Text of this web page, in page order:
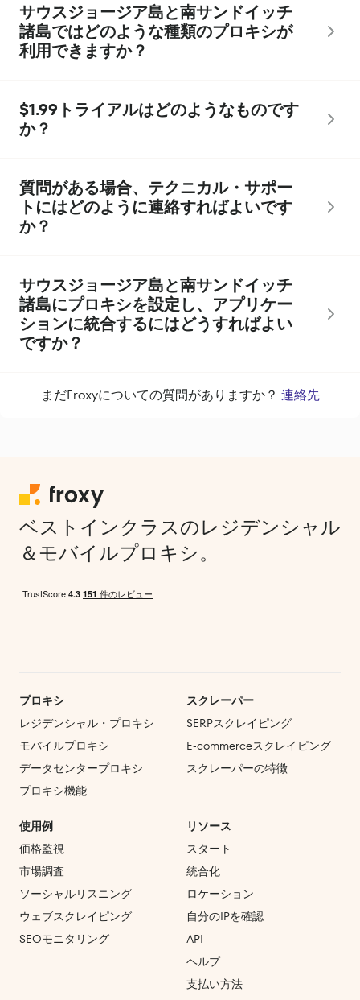
サウスジョージア島と南サンドイッチ
諸島ではどのような種類のプロキシが
利用できますか？
$1.99トライアルはどのようなものです
か？
質問がある場合、テクニカル・サポー
トにはどのように連絡すればよいです
か？
サウスジョージア島と南サンドイッチ
諸島にプロキシを設定し、アプリケー
ションに統合するにはどうすればよい
ですか？
まだFroxyについての質問がありますか？ 連絡先
ベストインクラスのレジデンシャル
＆モバイルプロキシ。
プロキシ
レジデンシャル・プロキシ
モバイルプロキシ
データセンタープロキシ
プロキシ機能
スクレーパー
SERPスクレイピング
E‑commerceスクレイピング
スクレーパーの特徴
使用例
価格監視
市場調査
ソーシャルリスニング
ウェブスクレイピング
SEOモニタリング
リソース
スタート
統合化
ロケーション
自分のIPを確認
API
ヘルプ
支払い方法